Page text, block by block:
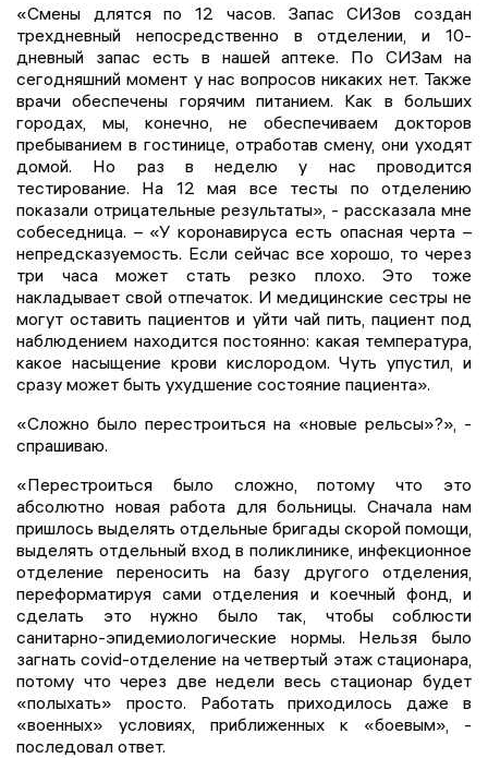
«Смены длятся по 12 часов. Запас СИЗов создан
трехдневный непосредственно в отделении, и 10-
дневный запас есть в нашей аптеке. По СИЗам на
сегодняшний момент у нас вопросов никаких нет. Также
врачи обеспечены горячим питанием. Как в больших
городах, мы, конечно, не обеспечиваем докторов
пребыванием в гостинице, отработав смену, они уходят
домой. Но раз в неделю у нас проводится
тестирование. На 12 мая все тесты по отделению
показали отрицательные результаты», - рассказала мне
собеседница. – «У коронавируса есть опасная черта –
непредсказуемость. Если сейчас все хорошо, то через
три часа может стать резко плохо. Это тоже
накладывает свой отпечаток. И медицинские сестры не
могут оставить пациентов и уйти чай пить, пациент под
наблюдением находится постоянно: какая температура,
какое насыщение крови кислородом. Чуть упустил, и
сразу может быть ухудшение состояние пациента».
«Сложно было перестроиться на «новые рельсы»?», -
спрашиваю.
«Перестроиться было сложно, потому что это
абсолютно новая работа для больницы. Сначала нам
пришлось выделять отдельные бригады скорой помощи,
выделять отдельный вход в поликлинике, инфекционное
отделение переносить на базу другого отделения,
переформатируя сами отделения и коечный фонд, и
сделать это нужно было так, чтобы соблюсти
санитарно-эпидемиологические нормы. Нельзя было
загнать covid-отделение на четвертый этаж стационара,
потому что через две недели весь стационар будет
«полыхать» просто. Работать приходилось даже в
«военных» условиях, приближенных к «боевым», -
последовал ответ.